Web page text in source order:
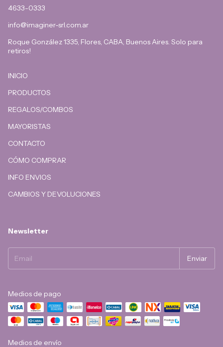
4633-0333
info@imaginer-srl.com.ar
Roque González 1335, Flores, CABA, Buenos Aires. Solo para
retiros!
INICIO
PRODUCTOS
REGALOS/COMBOS
MAYORISTAS
CONTACTO
CÓMO COMPRAR
INFO ENVIOS
CAMBIOS Y DEVOLUCIONES
Newsletter
Medios de pago
Medios de envío